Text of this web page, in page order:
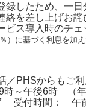
したため、一
絡を差し上げお
ス導入時のチ
に基づく利息を加え
PHSからもご利
～午後6時 （年
受付時間： 午